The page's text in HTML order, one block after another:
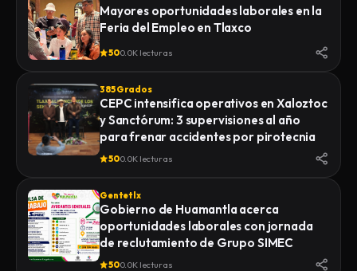
Mayores oportunidades laborales en la
Feria del Empleo en Tlaxco
500.0K lecturas
385 Grados
CEPC intensifica operativos en Xaloztoc
y Sanctórum: 3 supervisiones al año
para frenar accidentes por pirotecnia
500.0K lecturas
Gentetlx
Gobierno de Huamantla acerca
oportunidades laborales con jornada
de reclutamiento de Grupo SIMEC
500.0K lecturas